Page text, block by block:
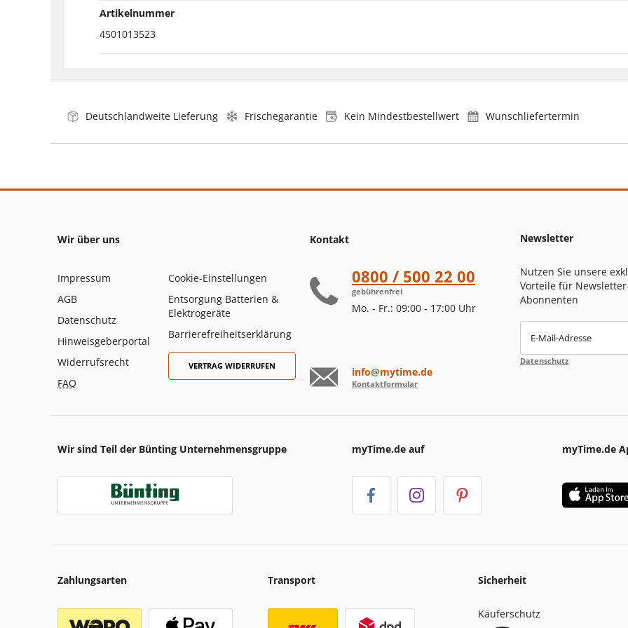
Artikelnummer
4501013523
Deutschlandweite Lieferung Frischegarantie Kein Mindestbestellwert Wunschliefertermin
Wir über uns
Impressum
AGB
Datenschutz
Hinweisgeberportal
Widerrufsrecht
FAQ
Cookie-Einstellungen
Entsorgung Batterien &
Elektrogeräte
Barrierefreiheitserklärung
VERTRAG WIDERRUFEN
Kontakt
0800 / 500 22 00
gebührenfrei
Mo. - Fr.: 09:00 - 17:00 Uhr
info@mytime.de
Kontaktformular
Newsletter
Nutzen Sie unsere
Vorteile für
Abonnenten
E-Mail-Adresse
Datenschutz
Wir sind Teil der Bünting Unternehmensgruppe myTime.de auf myTime.de
Zahlungsarten Transport Sicherheit
Käuferschutz